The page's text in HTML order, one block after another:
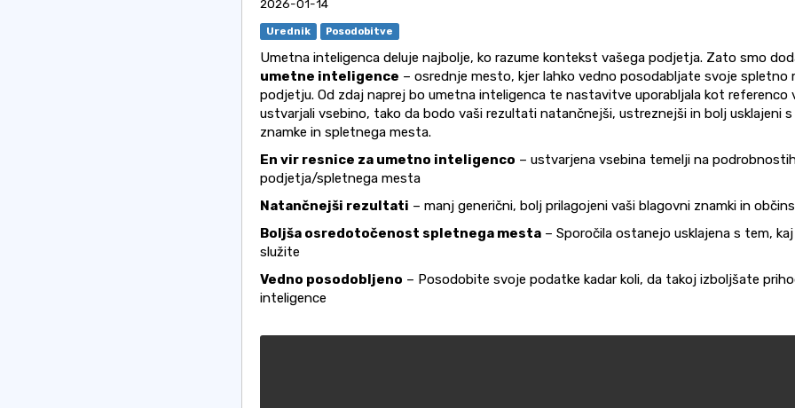
2026-01-14
Urednik Posodobitve
Umetna inteligenca deluje najbolje, ko razume kontekst vašega podjetja. Zato smo
umetne inteligence – osrednje mesto, kjer lahko vedno posodabljate svoje spletno
podjetju. Od zdaj naprej bo umetna inteligenca te nastavitve uporabljala kot referenco
ustvarjali vsebino, tako da bodo vaši rezultati natančnejši, ustreznejši in bolj usklajeni
znamke in spletnega mesta.
En vir resnice za umetno inteligenco – ustvarjena vsebina temelji na
podjetja/spletnega mesta
Natančnejši rezultati – manj generični, bolj prilagojeni vaši blagovni znamki in
Boljša osredotočenost spletnega mesta – Sporočila ostanejo usklajena s tem,
služite
Vedno posodobljeno – Posodobite svoje podatke kadar koli, da takoj izboljšate
inteligence